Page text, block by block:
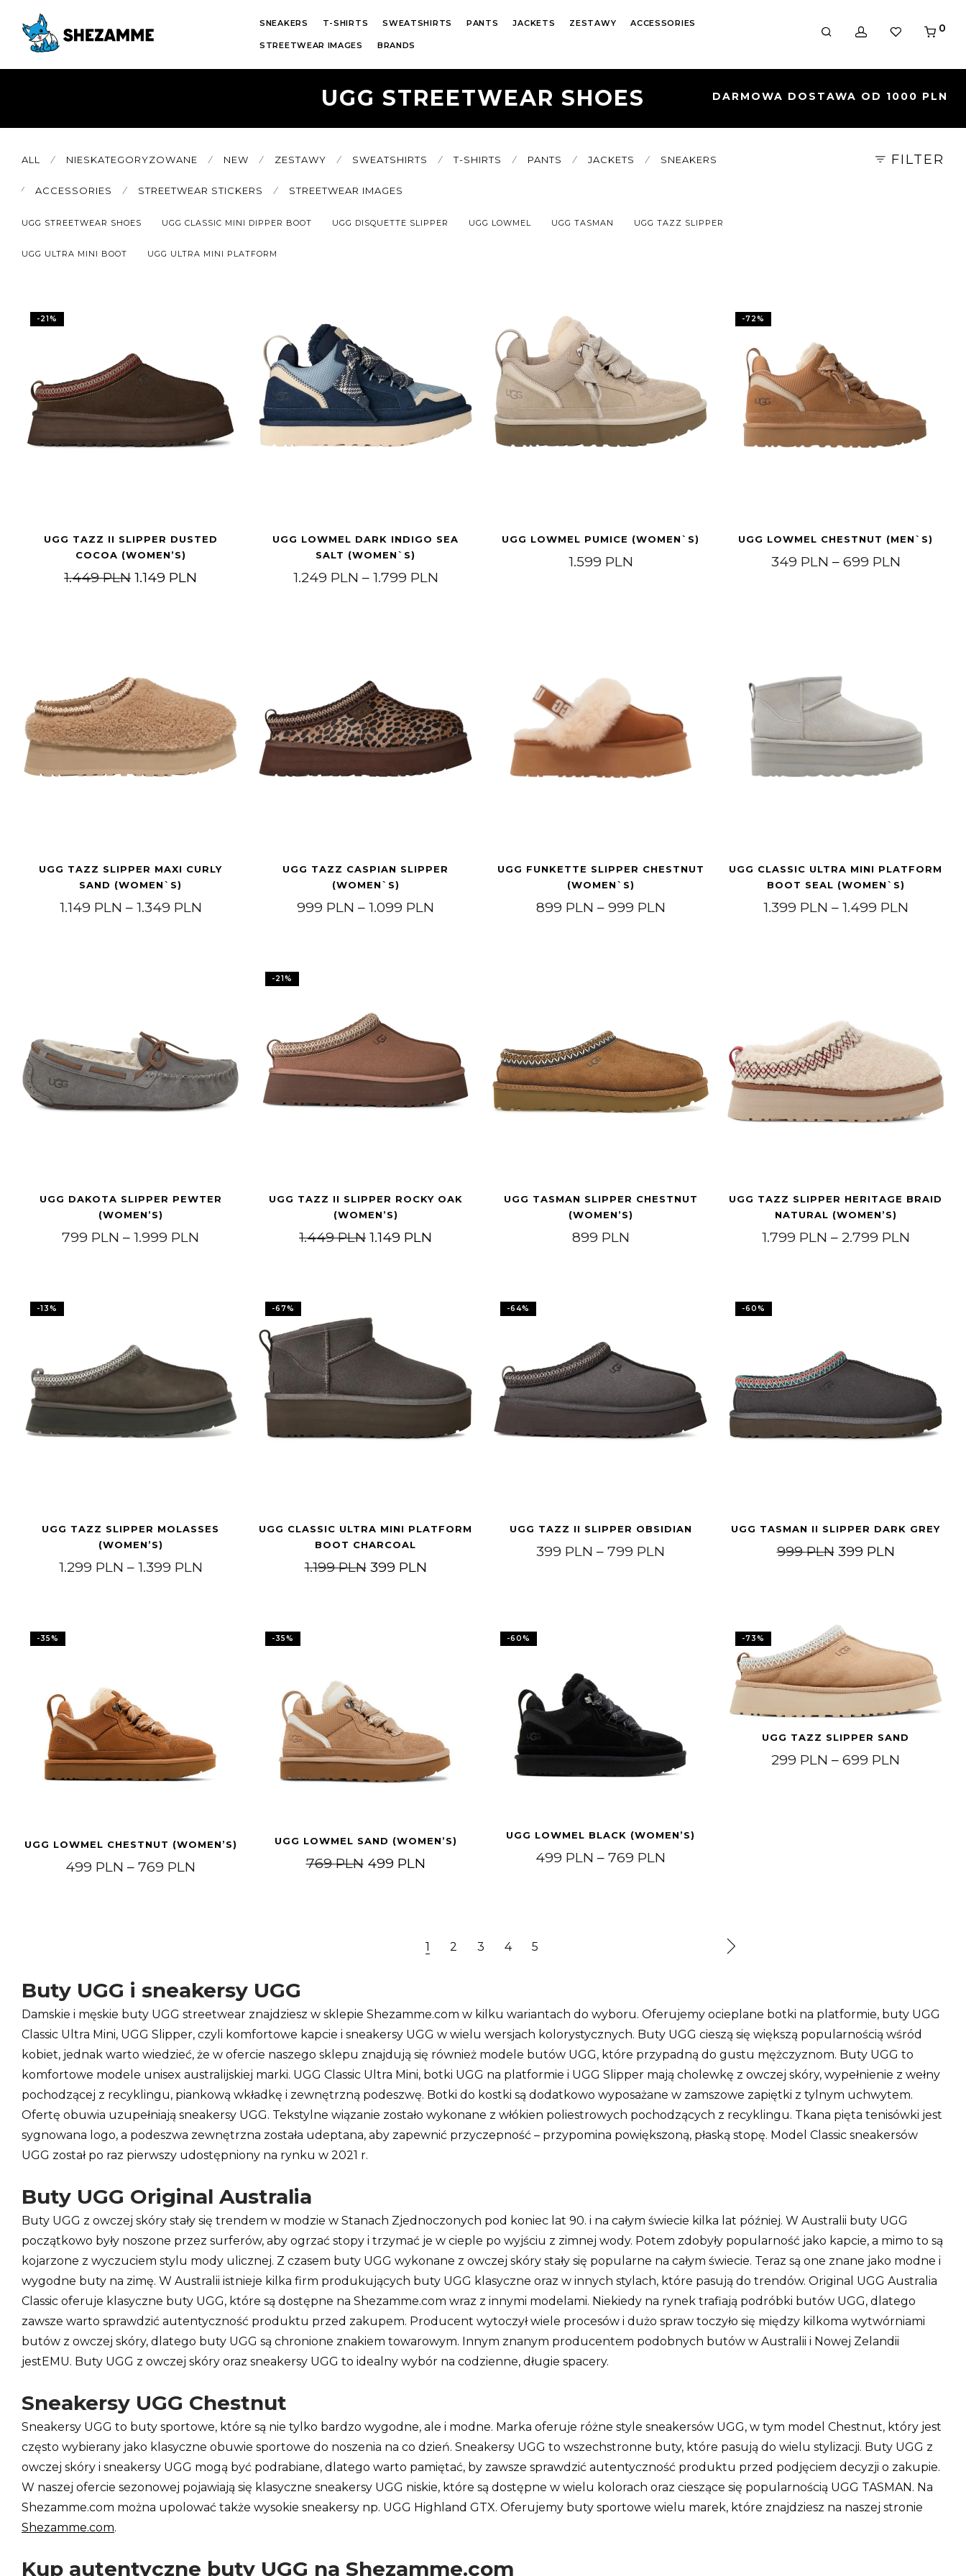
SNEAKERS T-SHIRTS SWEATSHIRTS PANTS JACKETS ZESTAWY ACCESSORIES
STREETWEAR IMAGES BRANDS
0
UGG STREETWEAR SHOES
FILTER
ALL ⁄ NIESKATEGORYZOWANE ⁄ NEW ⁄ ZESTAWY ⁄ SWEATSHIRTS ⁄ T-SHIRTS ⁄ PANTS ⁄ JACKETS ⁄ SNEAKERS
⁄ ACCESSORIES ⁄ STREETWEAR STICKERS ⁄ STREETWEAR IMAGES
UGG STREETWEAR SHOES UGG CLASSIC MINI DIPPER BOOT UGG DISQUETTE SLIPPER UGG LOWMEL UGG TASMAN UGG TAZZ SLIPPER
UGG ULTRA MINI BOOT UGG ULTRA MINI PLATFORM
-21%
UGG TAZZ II SLIPPER DUSTED
COCOA (WOMEN’S)
1.449PLN Original price was: 1.449 PLN.
1.149 PLN Current price is: 1.149 PLN.
UGG LOWMEL DARK INDIGO SEA
SALT (WOMEN`S)
1.249 PLN – 1.799 PLN
UGG LOWMEL PUMICE (WOMEN`S)
1.599 PLN
-72%
UGG LOWMEL CHESTNUT (MEN`S)
349 PLN – 699 PLN
UGG TAZZ SLIPPER MAXI CURLY
SAND (WOMEN`S)
1.149 PLN – 1.349 PLN Price range: 1.149 PLN through 1.349 PLN
UGG TAZZ CASPIAN SLIPPER
(WOMEN`S)
999 PLN – 1.099 PLN Price range: 999 PLN through 1.099 PLN
UGG FUNKETTE SLIPPER CHESTNUT
(WOMEN`S)
899 PLN – 999 PLN Price range: 899 PLN through 999 PLN
UGG CLASSIC ULTRA MINI PLATFORM
BOOT SEAL (WOMEN`S)
1.399 PLN – 1.499 PLN
UGG DAKOTA SLIPPER PEWTER
(WOMEN’S)
799 PLN – 1.999 PLN Price range: 799 PLN through 1.999 PLN
-21%
UGG TAZZ II SLIPPER ROCKY OAK
(WOMEN’S)
1.449PLN Original price was: 1.449 PLN.
1.149 PLN Current price is: 1.149 PLN.
UGG TASMAN SLIPPER CHESTNUT
(WOMEN’S)
899 PLN
UGG TAZZ SLIPPER HERITAGE BRAID
NATURAL (WOMEN’S)
1.799 PLN – 2.799 PLN
-13%
UGG TAZZ SLIPPER MOLASSES
(WOMEN’S)
1.299 PLN – 1.399 PLN Price range: 1.299 PLN through 1.399 PLN
-67%
UGG CLASSIC ULTRA MINI PLATFORM
BOOT CHARCOAL
1.199PLN Original price was: 1.199 PLN.
399 PLNCurrent price is: 399 PLN.
-64%
UGG TAZZ II SLIPPER OBSIDIAN
399 PLN – 799 PLN Price range: 399 PLN through 799 PLN
-60%
UGG TASMAN II SLIPPER DARK GREY
999PLN Original price was:
399 PLNCurrent
-35%
UGG LOWMEL CHESTNUT (WOMEN’S)
499 PLN – 769 PLN Price range: 499 PLN through 769 PLN
-35%
UGG LOWMEL SAND (WOMEN’S)
769PLN Original price was: 769 PLN.
499 PLNCurrent price is: 499 PLN.
-60%
UGG LOWMEL BLACK (WOMEN’S)
499 PLN – 769 PLN
-73%
UGG TAZZ SLIPPER SAND
299 PLN – 699 PLN
1 2 3 4 5
Buty UGG i sneakersy UGG
Damskie i męskie buty UGG streetwear znajdziesz w sklepie Shezamme.com w kilku wariantach do wyboru. Oferujemy ocieplane botki na platformie, buty UGG
Classic Ultra Mini, UGG Slipper, czyli komfortowe kapcie i sneakersy UGG w wielu wersjach kolorystycznych. Buty UGG cieszą się większą popularnością wśród
kobiet, jednak warto wiedzieć, że w ofercie naszego sklepu znajdują się również modele butów UGG, które przypadną do gustu mężczyznom. Buty UGG to
komfortowe modele unisex australijskiej marki. UGG Classic Ultra Mini, botki UGG na platformie i UGG Slipper mają cholewkę z owczej skóry, wypełnienie z wełny
pochodzącej z recyklingu, piankową wkładkę i zewnętrzną podeszwę. Botki do kostki są dodatkowo wyposażane w zamszowe zapiętki z tylnym uchwytem.
Ofertę obuwia uzupełniają sneakersy UGG. Tekstylne wiązanie zostało wykonane z włókien poliestrowych pochodzących z recyklingu. Tkana pięta tenisówki jest
sygnowana logo, a podeszwa zewnętrzna została udeptana, aby zapewnić przyczepność – przypomina powiększoną, płaską stopę. Model Classic sneakersów
UGG został po raz pierwszy udostępniony na rynku w 2021 r.
Buty UGG Original Australia
Buty UGG z owczej skóry stały się trendem w modzie w Stanach Zjednoczonych pod koniec lat 90. i na całym świecie kilka lat później. W Australii buty UGG
początkowo były noszone przez surferów, aby ogrzać stopy i trzymać je w cieple po wyjściu z zimnej wody. Potem zdobyły popularność jako kapcie, a mimo to są
kojarzone z wyczuciem stylu mody ulicznej. Z czasem buty UGG wykonane z owczej skóry stały się popularne na całym świecie. Teraz są one znane jako modne i
wygodne buty na zimę. W Australii istnieje kilka firm produkujących buty UGG klasyczne oraz w innych stylach, które pasują do trendów. Original UGG Australia
Classic oferuje klasyczne buty UGG, które są dostępne na Shezamme.com wraz z innymi modelami. Niekiedy na rynek trafiają podróbki butów UGG, dlatego
zawsze warto sprawdzić autentyczność produktu przed zakupem. Producent wytoczył wiele procesów i dużo spraw toczyło się między kilkoma wytwórniami
butów z owczej skóry, dlatego buty UGG są chronione znakiem towarowym. Innym znanym producentem podobnych butów w Australii i Nowej Zelandii
jestEMU. Buty UGG z owczej skóry oraz sneakersy UGG to idealny wybór na codzienne, długie spacery.
Sneakersy UGG Chestnut
Sneakersy UGG to buty sportowe, które są nie tylko bardzo wygodne, ale i modne. Marka oferuje różne style sneakersów UGG, w tym model Chestnut, który jest
często wybierany jako klasyczne obuwie sportowe do noszenia na co dzień. Sneakersy UGG to wszechstronne buty, które pasują do wielu stylizacji. Buty UGG z
owczej skóry i sneakersy UGG mogą być podrabiane, dlatego warto pamiętać, by zawsze sprawdzić autentyczność produktu przed podjęciem decyzji o zakupie.
W naszej ofercie sezonowej pojawiają się klasyczne sneakersy UGG niskie, które są dostępne w wielu kolorach oraz cieszące się popularnością UGG TASMAN. Na
Shezamme.com można upolować także wysokie sneakersy np. UGG Highland GTX. Oferujemy buty sportowe wielu marek, które znajdziesz na naszej stronie
Shezamme.com.
Kup autentyczne buty UGG na Shezamme.com